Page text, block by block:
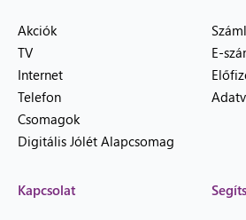
Akciók
TV
Internet
Telefon
Csomagok
Digitális Jólét Alapcsomag
E-
Kapcsolat